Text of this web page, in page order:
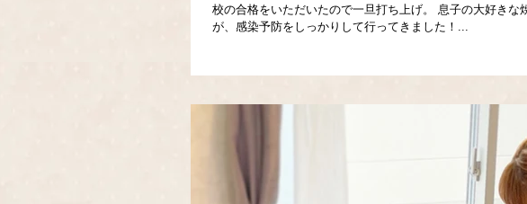
校の合格をいただいたので一旦打ち上げ。 息子の大好き
が、感染予防をしっかりして行ってきました！...